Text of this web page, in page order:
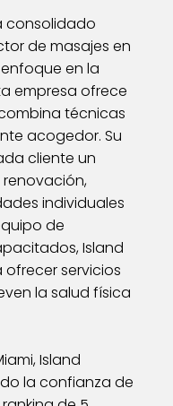
consolidado
de masajes en
en la
empresa ofrece
técnicas
acogedor. Su
cliente un
individuales
de
Island
servicios
la salud física
Island
la confianza de